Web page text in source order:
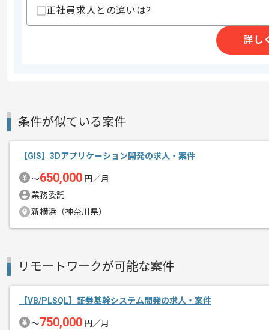
商談回数
1回
エージェントからのコ
腰を据えた参画をご希望の方におすすめ
正社員求人との違いは?
詳し
条件が似ている案件
【GIS】3Dアプリケーション開発の求人・案件
〜650,000 円／月
業務委託
新横浜（神奈川県）
リモートワークが可能な案件
【VB/PLSQL】証券基幹システム開発の求人・案件
〜750,000 円／月